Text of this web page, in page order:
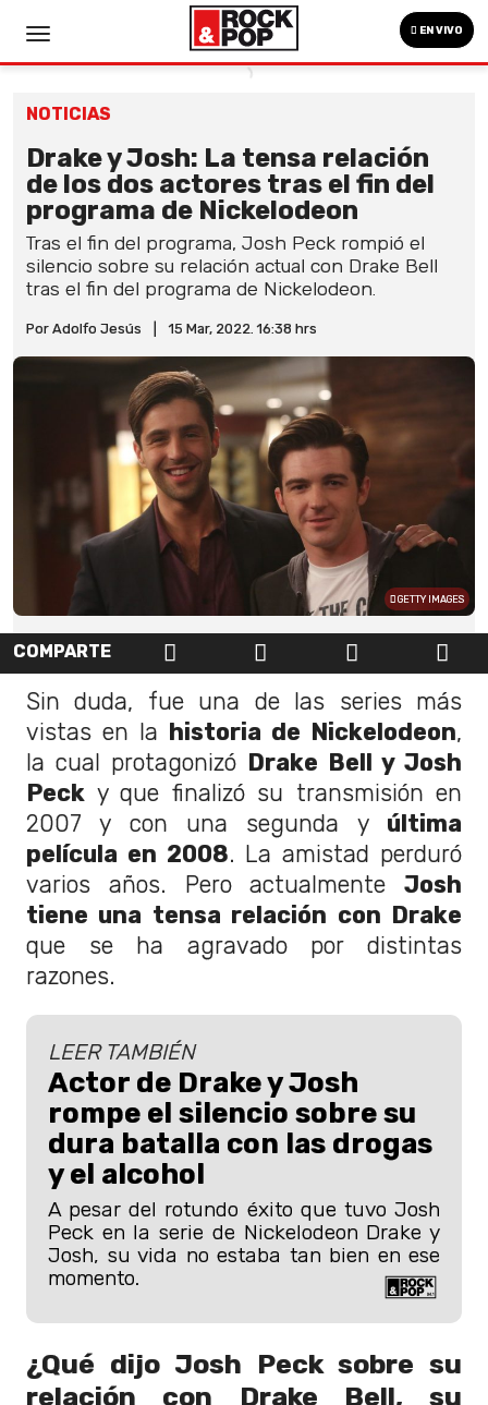
EN VIVO
NOTICIAS
Drake y Josh: La tensa relación
de los dos actores tras el fin del
programa de Nickelodeon
Tras el fin del programa, Josh Peck rompió el
silencio sobre su relación actual con Drake Bell
tras el fin del programa de Nickelodeon.
Por Adolfo Jesús 15 Mar, 2022. 16:38 hrs
GETTY IMAGES
COMPARTE
Sin duda, fue una de las series más
vistas en la historia de Nickelodeon,
la cual protagonizó Drake Bell y Josh
Peck y que finalizó su transmisión en
2007 y con una segunda y última
película en 2008. La amistad perduró
varios años. Pero actualmente Josh
tiene una tensa relación con Drake
que se ha agravado por distintas
razones.
LEER TAMBIÉN
Actor de Drake y Josh
rompe el silencio sobre su
dura batalla con las drogas
y el alcohol
A pesar del rotundo éxito que tuvo Josh
Peck en la serie de Nickelodeon Drake y
Josh, su vida no estaba tan bien en ese
momento.
¿Qué dijo Josh Peck sobre su
relación con Drake Bell, su